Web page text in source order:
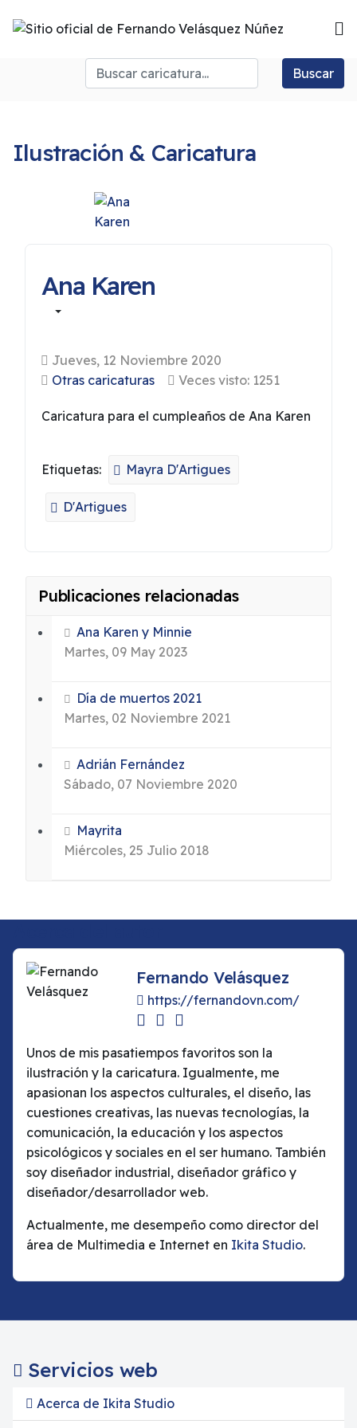
Buscar
Ilustración & Caricatura
Ana Karen
Jueves, 12 Noviembre 2020
Otras caricaturas
Veces visto: 1251
Caricatura para el cumpleaños de Ana Karen
Etiquetas: Mayra D'Artigues
D'Artigues
Publicaciones relacionadas
Ana Karen y Minnie
Martes, 09 May 2023
Día de muertos 2021
Martes, 02 Noviembre 2021
Adrián Fernández
Sábado, 07 Noviembre 2020
Mayrita
Miércoles, 25 Julio 2018
Fernando Velásquez
https://fernandovn.com/
Unos de mis pasatiempos favoritos son la
ilustración y la caricatura. Igualmente, me
apasionan los aspectos culturales, el diseño, las
cuestiones creativas, las nuevas tecnologías, la
comunicación, la educación y los aspectos
psicológicos y sociales en el ser humano. También
soy diseñador industrial, diseñador gráfico y
diseñador/desarrollador web.
Actualmente, me desempeño como director del
área de Multimedia e Internet en Ikita Studio.
Servicios web
Acerca de Ikita Studio